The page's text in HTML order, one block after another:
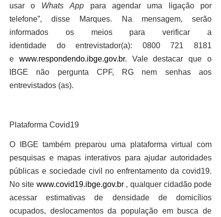
usar o WhatsApp para agendar uma ligação por
telefone”,disse Marques. Na mensagem,serão
informados os meios para verificar a
identidade doentrevistador(a): 0800 721 8181
e www.respondendo.ibge.gov.br. Vale destacar que
o
IBGE não pergunta CPF, RG nem senhas aos
entrevistados (as).
Plataforma Covid19
O IBGE também preparou uma plataforma virtual com
pesquisas e mapas interativos para ajudar autoridades
públicas e sociedade civil no enfrentamento da covid19.
No site www.covid19.ibge.gov.br, qualquer cidadão pode
acessar estimativas de densidade de domicílios
ocupados, deslocamentos da população em busca de